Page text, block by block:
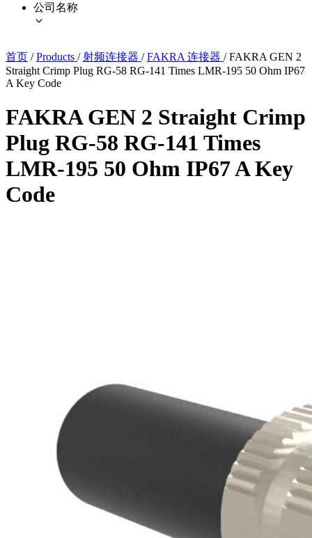
公司名称
首页 / Products / 射频连接器 / FAKRA 连接器 / FAKRA GEN 2
Straight Crimp Plug RG-58 RG-141 Times LMR-195 50 Ohm IP67
A Key Code
FAKRA GEN 2 Straight Crimp
Plug RG-58 RG-141 Times
LMR-195 50 Ohm IP67 A Key
Code